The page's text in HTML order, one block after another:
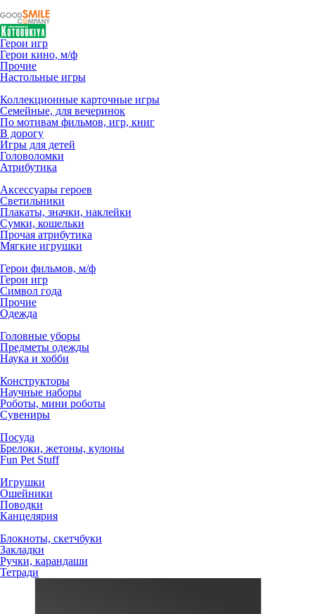
Герои игр
Герои кино, м/ф
Прочие
Настольные игры
Коллекционные карточные игры
Семейные, для вечеринок
По мотивам фильмов, игр, книг
В дорогу
Игры для детей
Головоломки
Атрибутика
Аксессуары героев
Светильники
Плакаты, значки, наклейки
Сумки, кошельки
Прочая атрибутика
Мягкие игрушки
Герои фильмов, м/ф
Герои игр
Символ года
Прочие
Одежда
Головные уборы
Предметы одежды
Наука и хобби
Конструкторы
Научные наборы
Роботы, мини роботы
Сувениры
Посуда
Брелоки, жетоны, кулоны
Fun Pet Stuff
Игрушки
Ошейники
Поводки
Канцелярия
Блокноты, скетчбуки
Закладки
Ручки, карандаши
Тетради